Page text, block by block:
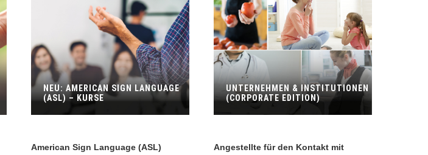
NEU: AMERICAN SIGN LANGUAGE
(ASL) – KURSE
American Sign Language (ASL)
UNTERNEHMEN & INSTITUTIONEN
(CORPORATE EDITION)
Angestellte für den Kontakt mit